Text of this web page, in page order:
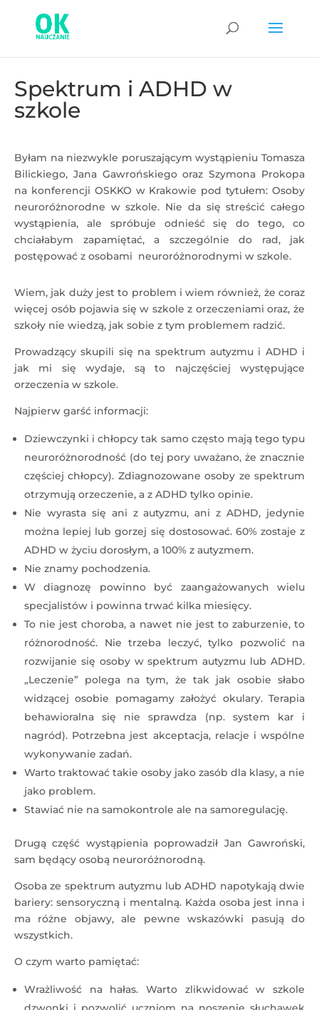
Spektrum i ADHD w
szkole
Byłam na niezwykle poruszającym wystąpieniu Tomasza
Bilickiego, Jana Gawrońskiego oraz Szymona Prokopa
na konferencji OSKKO w Krakowie pod tytułem: Osoby
neuroróżnorodne w szkole. Nie da się streścić całego
wystąpienia, ale spróbuje odnieść się do tego, co
chciałabym zapamiętać, a szczególnie do rad, jak
postępować z osobami neuroróżnorodnymi w szkole.
Wiem, jak duży jest to problem i wiem również, że coraz
więcej osób pojawia się w szkole z orzeczeniami oraz, że
szkoły nie wiedzą, jak sobie z tym problemem radzić.
Prowadzący skupili się na spektrum autyzmu i ADHD i
jak mi się wydaje, są to najczęściej występujące
orzeczenia w szkole.
Najpierw garść informacji:
Dziewczynki i chłopcy tak samo często mają tego typu
neuroróżnorodność (do tej pory uważano, że znacznie
częściej chłopcy). Zdiagnozowane osoby ze spektrum
otrzymują orzeczenie, a z ADHD tylko opinie.
Nie wyrasta się ani z autyzmu, ani z ADHD, jedynie
można lepiej lub gorzej się dostosować. 60% zostaje z
ADHD w życiu dorosłym, a 100% z autyzmem.
Nie znamy pochodzenia.
W diagnozę powinno być zaangażowanych wielu
specjalistów i powinna trwać kilka miesięcy.
To nie jest choroba, a nawet nie jest to zaburzenie, to
różnorodność. Nie trzeba leczyć, tylko pozwolić na
rozwijanie się osoby w spektrum autyzmu lub ADHD.
„Leczenie” polega na tym, że tak jak osobie słabo
widzącej osobie pomagamy założyć okulary. Terapia
behawioralna się nie sprawdza (np. system kar i
nagród). Potrzebna jest akceptacja, relacje i wspólne
wykonywanie zadań.
Warto traktować takie osoby jako zasób dla klasy, a nie
jako problem.
Stawiać nie na samokontrole ale na samoregulację.
Drugą część wystąpienia poprowadził Jan Gawroński,
sam będący osobą neuroróżnorodną.
Osoba ze spektrum autyzmu lub ADHD napotykają dwie
bariery: sensoryczną i mentalną. Każda osoba jest inna i
ma różne objawy, ale pewne wskazówki pasują do
wszystkich.
O czym warto pamiętać:
Wrażliwość na hałas. Warto zlikwidować w szkole